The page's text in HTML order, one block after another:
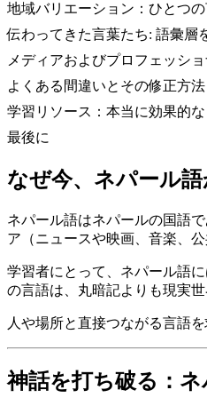
地域バリエーション：ひとつ
伝わってきた言葉たち: 語彙層
メディアおよびプロフェッシ
よくある間違いとその修正方法
学習リソース：本当に効果的
最後に
なぜ今、ネパール
ネパール語はネパールの国語
ア（ニュースや映画、音楽、
学習者にとって、ネパール語
の言語は、丸暗記よりも現実
人や場所と直接つながる言語
神話を打ち破る：